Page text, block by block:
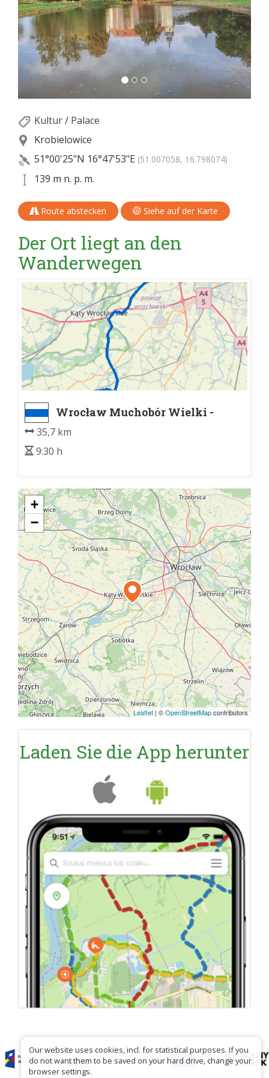
Kultur/ Palace
Krobielowice
51°00'25"N 16°47'53"E (51.007058, 16.798074)
139 m n. p. m.
Route abstecken Siehe auf der Karte
Der Ort liegt an den
Wanderwegen
Wrocław Muchobór Wielki -
35,7 km
9:30 h
+
−
Leaflet | ©OpenStreetMapcontributors
Laden Sie die App herunter
Our website uses cookies, incl. for statistical purposes. If you
do not want them to be saved on your hard drive, change your
browser settings.